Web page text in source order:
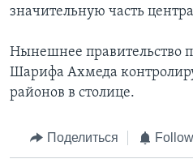
значительную часть
Нынешнее правительство
Шарифа Ахмеда
районов в столице.
Поделиться